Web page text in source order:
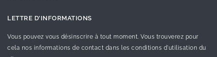
LETTRE D'INFORMATIONS
Vous pouvez vous désinscrire à tout moment. Vous trouverez pour
cela nos informations de contact dans les conditions d'utilisation du